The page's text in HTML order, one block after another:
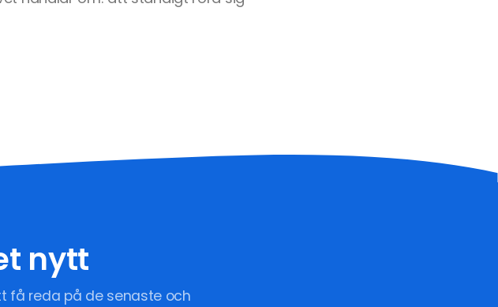
nytt
få reda på de senaste och